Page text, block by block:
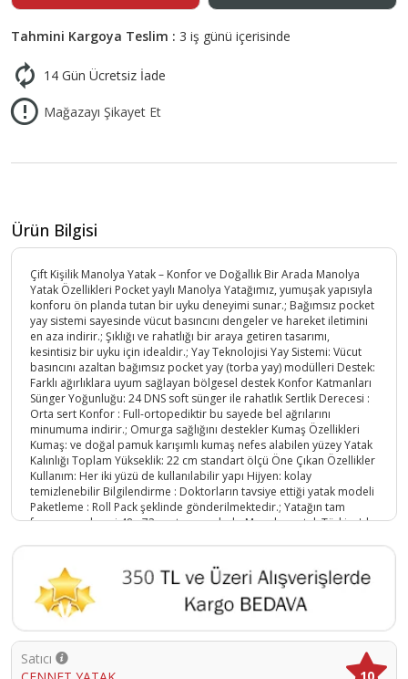
Tahmini Kargoya Teslim : 3 iş günü içerisinde
14 Gün Ücretsiz İade
Mağazayı Şikayet Et
Ürün Bilgisi
Çift Kişilik Manolya Yatak – Konfor ve Doğallık Bir Arada Manolya
Yatak Özellikleri Pocket yaylı Manolya Yatağımız, yumuşak yapısıyla
konforu ön planda tutan bir uyku deneyimi sunar.; Bağımsız pocket
yay sistemi sayesinde vücut basıncını dengeler ve hareket iletimini
en aza indirir.; Şıklığı ve rahatlığı bir araya getiren tasarımı,
kesintisiz bir uyku için idealdir.; Yay Teknolojisi Yay Sistemi: Vücut
basıncını azaltan bağımsız pocket yay (torba yay) modülleri Destek:
Farklı ağırlıklara uyum sağlayan bölgesel destek Konfor Katmanları
Sünger Yoğunluğu: 24 DNS soft sünger ile rahatlık Sertlik Derecesi :
Orta sert Konfor : Full-ortopediktir bu sayede bel ağrılarını
minumuma indirir.; Omurga sağlığını destekler Kumaş Özellikleri
Kumaş: ve doğal pamuk karışımlı kumaş nefes alabilen yüzey Yatak
Kalınlığı Toplam Yükseklik: 22 cm standart ölçü Öne Çıkan Özellikler
Kullanım: Her iki yüzü de kullanılabilir yapı Hijyen: kolay
temizlenebilir Bilgilendirme : Doktorların tavsiye ettiği yatak modeli
Paketleme : Roll Pack şeklinde gönderilmektedir.; Yatağın tam
formuna gelmesi 48 - 72 saat arasındadır Manolya yatak Türkiye'de
Satıcı